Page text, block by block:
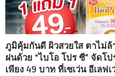
ภูมิคุ้มกันดี ผิวสวยใส ตาไม่ล้
ฝนด้วย “ไบโอ โปร ซี” จัดโ
เพียง 49 บาท ที่เซเว่น อีเลฟ